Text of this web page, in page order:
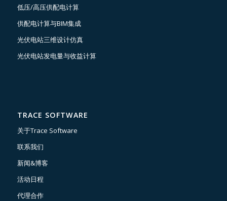
低压/高压供配电计算
供配电计算与BIM集成
光伏电站三维设计仿真
光伏电站发电量与收益计算
TRACE SOFTWARE
关于Trace Software
联系我们
新闻&博客
活动日程
代理合作